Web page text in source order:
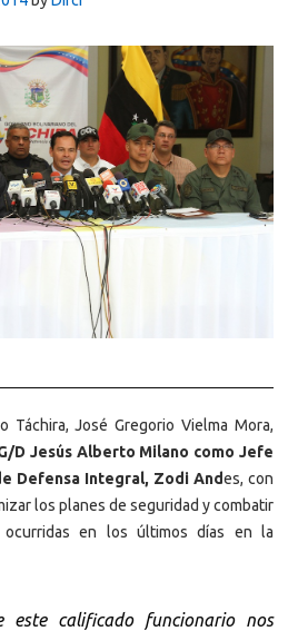
Táchira, José Gregorio Vielma Mora,
D Jesús Alberto Milano como Jefe
Defensa Integral, Zodi Andes, con
los planes de seguridad y combatir
ocurridas en los últimos días en la
este calificado funcionario nos